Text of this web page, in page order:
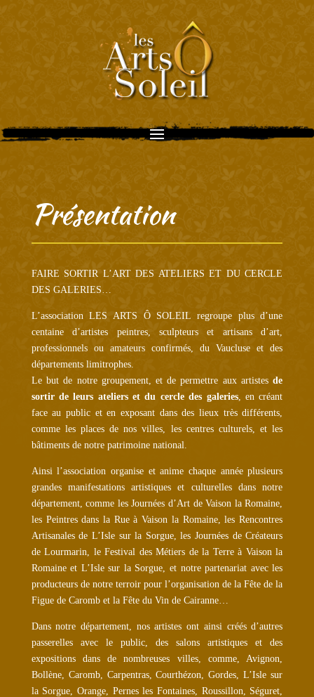
Présentation
FAIRE SORTIR L’ART DES ATELIERS ET DU CERCLE
DES GALERIES…
L’association LES ARTS Ô SOLEIL regroupe plus d’une
centaine d’artistes peintres, sculpteurs et artisans d’art,
professionnels ou amateurs confirmés, du Vaucluse et des
départements limitrophes.
Le but de notre groupement, et de permettre aux artistesde
sortir de leurs ateliers et du cercle des galeries, en créant
face au public et en exposant dans des lieux très différents,
comme les places de nos villes, les centres culturels, et les
bâtiments de notre patrimoine national.
Ainsi l’association organise et anime chaque année plusieurs
grandes manifestations artistiques et culturelles dans notre
département, comme les Journées d’Art de Vaison la Romaine,
les Peintres dans la Rue à Vaison la Romaine, les Rencontres
Artisanales de L’Isle sur la Sorgue, les Journées de Créateurs
de Lourmarin, le Festival des Métiers de la Terre à Vaison la
Romaine et L’Isle sur la Sorgue, et notre partenariat avec les
producteurs de notre terroir pour l’organisation de la Fête de la
Figue de Caromb et la Fête du Vin de Cairanne…
Dans notre département, nos artistes ont ainsi créés d’autres
passerelles avec le public, des salons artistiques et des
expositions dans de nombreuses villes, comme, Avignon,
Bollène, Caromb, Carpentras, Courthézon, Gordes, L’Isle sur
la Sorgue, Orange, Pernes les Fontaines, Roussillon, Séguret,